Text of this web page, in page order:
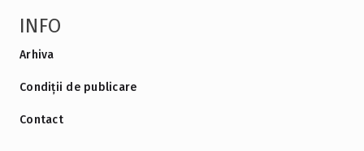
INFO
Arhiva
Condiții de publicare
Contact